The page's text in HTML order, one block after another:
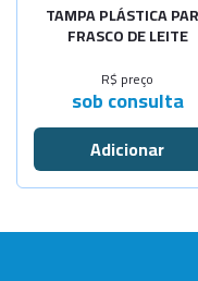
TAMPA PLÁSTICA
FRASCO DE LEITE
R$ preço
sob consulta